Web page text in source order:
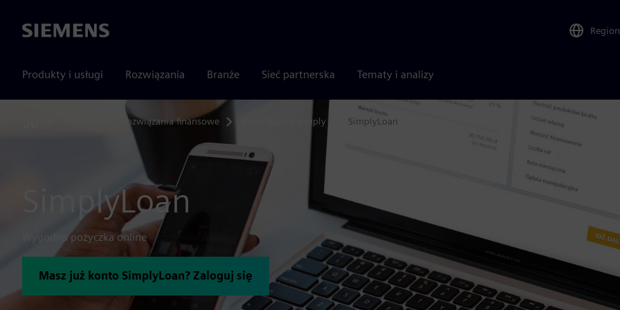
Siemens Region
Produkty i usługi Rozwiązania Branże Sieć partnerska Tematy i analizy
Rozwiązania finansowe Rozwiązania Simply SimplyLoan
SimplyLoan
Wygodna pożyczka online
Masz już konto SimplyLoan? Zaloguj się